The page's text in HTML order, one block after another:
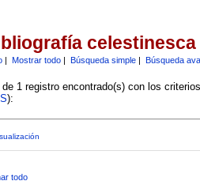
celestinesca
| Mostrar todo| Búsqueda simple| Búsqueda
de 1 registro encontrado(s) con los
):
todo